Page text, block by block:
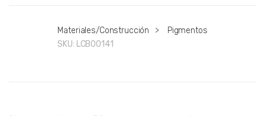
Materiales/Construcción >
Pigmentos
SKU: LCB00141